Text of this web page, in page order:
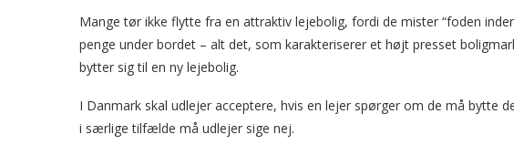
Mange tør ikke flytte fra en attraktiv lejebolig, fordi de mister “foden
penge under bordet – alt det, som karakteriserer et højt presset
bytter sig til en ny lejebolig.
I Danmark skal udlejer acceptere, hvis en lejer spørger om de må bytte
i særlige tilfælde må udlejer sige nej.